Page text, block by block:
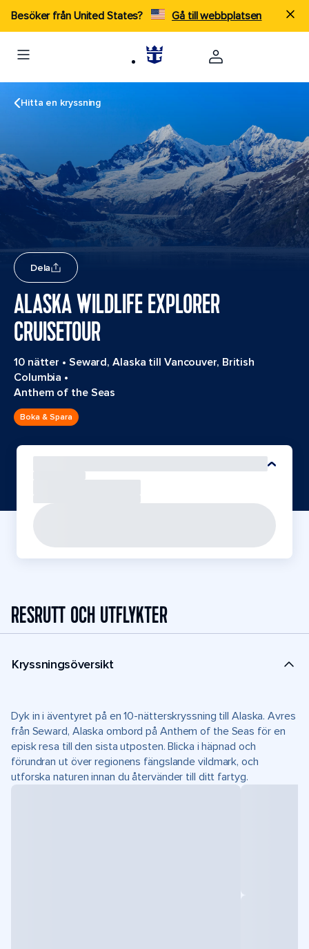
Besöker från United States? Gå till webbplatsen
Hitta en kryssning
Dela
ALASKA WILDLIFE EXPLORER
CRUISETOUR
10 nätter • Seward, Alaska till Vancouver, British
Columbia •
Anthem of the Seas
Boka & Spara
RESRUTT OCH UTFLYKTER
Kryssningsöversikt
Dyk in i äventyret på en 10-nätterskryssning till Alaska. Avres
från Seward, Alaska ombord på Anthem of the Seas för en
episk resa till den sista utposten. Blicka i häpnad och
förundran ut över regionens fängslande vildmark, och
utforska naturen innan du återvänder till ditt fartyg.